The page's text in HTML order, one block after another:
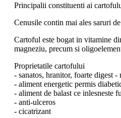
Principalii constituenti ai
Cenusile contin mai ales saruri
Cartoful este bogat in vitamine
magneziu, precum si
Proprietatile cartofului
- sanatos, hranitor, foarte digest
- aliment energetic permis
- aliment de balast ce inlesneste
- anti-ulceros
- cicatrizant